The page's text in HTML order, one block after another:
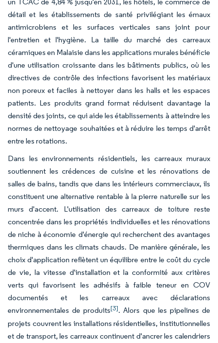
détail et les établissements de santé privilégiant les émaux
antimicrobiens et les surfaces verticales sans joint pour
l'entretien et l'hygiène. La taille du marché des carreaux
céramiques en Malaisie dans les applications murales bénéficie
d'une utilisation croissante dans les bâtiments publics, où les
directives de contrôle des infections favorisent les matériaux
non poreux et faciles à nettoyer dans les halls et les espaces
patients. Les produits grand format réduisent davantage la
densité des joints, ce qui aide les établissements à atteindre les
normes de nettoyage souhaitées et à réduire les temps d'arrêt
entre les rotations.
Dans les environnements résidentiels, les carreaux muraux
soutiennent les crédences de cuisine et les rénovations de
salles de bains, tandis que dans les intérieurs commerciaux, ils
constituent une alternative rentable à la pierre naturelle sur les
murs d'accent. L'utilisation des carreaux de toiture reste
concentrée dans les propriétés individuelles et les rénovations
de niche à économie d'énergie qui recherchent des avantages
thermiques dans les climats chauds. De manière générale, les
choix d'application reflètent un équilibre entre le coût du cycle
de vie, la vitesse d'installation et la conformité aux critères
verts qui favorisent les adhésifs à faible teneur en COV
documentés et les carreaux avec déclarations
environnementales de produits[3]. Alors que les pipelines de
projets couvrent les installations résidentielles, institutionnelles
et de transport, les carreaux continuent d'ancrer les calendriers